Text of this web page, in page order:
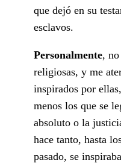
que dejó en su
esclavos.
Personalmente,
religiosas, y me
inspirados por
menos los que se
absoluto o la
hace tanto, hasta
pasado, se